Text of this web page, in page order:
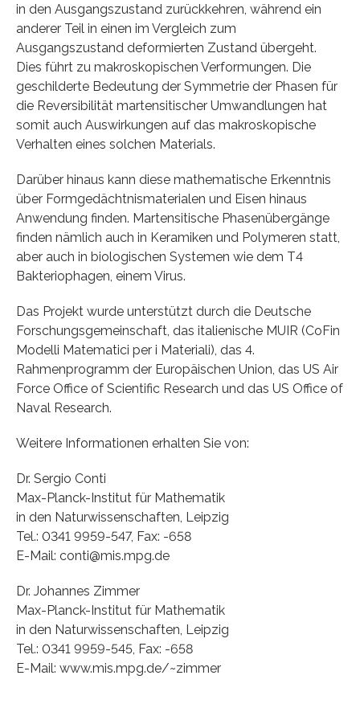
in den Ausgangszustand zurückkehren, während ein
anderer Teil in einen im Vergleich zum
Ausgangszustand deformierten Zustand übergeht.
Dies führt zu makroskopischen Verformungen. Die
geschilderte Bedeutung der Symmetrie der Phasen für
die Reversibilität martensitischer Umwandlungen hat
somit auch Auswirkungen auf das makroskopische
Verhalten eines solchen Materials.
Darüber hinaus kann diese mathematische Erkenntnis
über Formgedächtnismaterialen und Eisen hinaus
Anwendung finden. Martensitische Phasenübergänge
finden nämlich auch in Keramiken und Polymeren statt,
aber auch in biologischen Systemen wie dem T4
Bakteriophagen, einem Virus.
Das Projekt wurde unterstützt durch die Deutsche
Forschungsgemeinschaft, das italienische MUIR (CoFin
Modelli Matematici per i Materiali), das 4.
Rahmenprogramm der Europäischen Union, das US Air
Force Office of Scientific Research und das US Office of
Naval Research.
Weitere Informationen erhalten Sie von:
Dr. Sergio Conti
Max-Planck-Institut für Mathematik
in den Naturwissenschaften, Leipzig
Tel.: 0341 9959-547, Fax: -658
E-Mail: conti@mis.mpg.de
Dr. Johannes Zimmer
Max-Planck-Institut für Mathematik
in den Naturwissenschaften, Leipzig
Tel.: 0341 9959-545, Fax: -658
E-Mail: www.mis.mpg.de/~zimmer